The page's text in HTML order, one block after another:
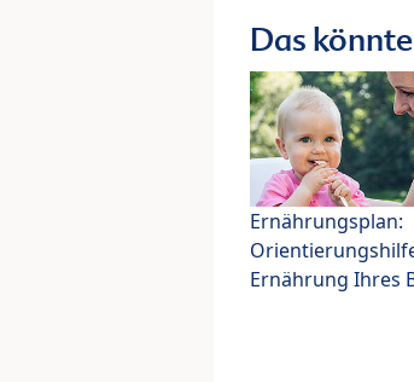
Das
Ernährungsplan:
Ernährung Ihres